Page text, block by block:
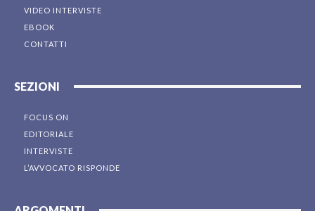
VIDEO INTERVISTE
EBOOK
CONTATTI
SEZIONI
FOCUS ON
EDITORIALE
INTERVISTE
L’AVVOCATO RISPONDE